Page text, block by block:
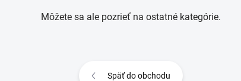
Môžete sa ale pozrieť na ostatné kategórie.
Späť do obchodu